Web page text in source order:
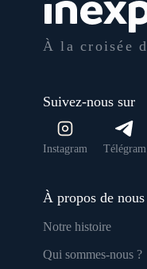
À la croisée
Suivez-nous sur
Instagram Télégram
À propos de nous
Notre histoire
Qui sommes-nous ?